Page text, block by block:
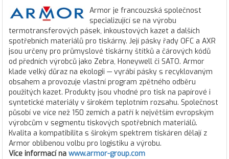
Armor je francouzská společnost
specializující se na výrobu
termotransferových pásek, inkoustových kazet a dalších
spotřebních materiálů pro tiskárny. Její pásky řady OFC a AXR
jsou určeny pro průmyslové tiskárny štítků a čárových kódů
od předních výrobců jako Zebra, Honeywell či SATO. Armor
klade velký důraz na ekologii — vyrábí pásky s recyklovaným
obsahem a provozuje vlastní program zpětného odběru
použitých kazet. Produkty jsou vhodné pro tisk na papírové i
syntetické materiály v širokém teplotním rozsahu. Společnost
působí ve více než 150 zemích a patří k největším evropským
výrobcům v segmentu tiskových spotřebních materiálů.
Kvalita a kompatibilita s širokým spektrem tiskáren dělají z
Armor oblíbenou volbu pro logistiku a výrobu.
Více informací na www.armor-group.com